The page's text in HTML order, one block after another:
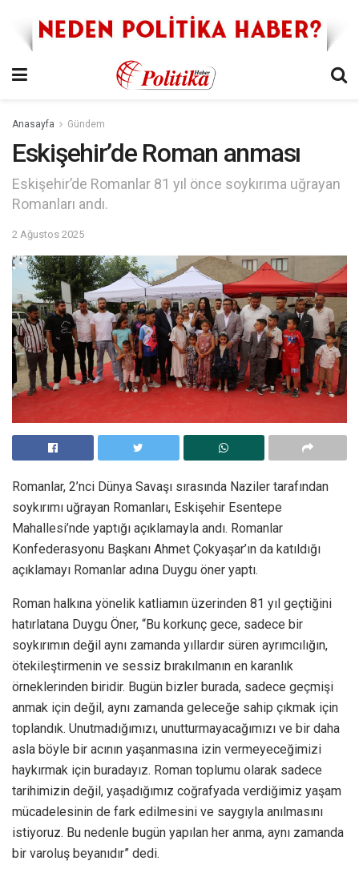
Anasayfa Gündem
Eskişehir’de Roman anması
Eskişehir’de Romanlar 81 yıl önce soykırıma uğrayan
Romanları andı.
2 Ağustos 2025
Romanlar, 2’nci Dünya Savaşı sırasında Naziler tarafından
soykırımı uğrayan Romanları, Eskişehir Esentepe
Mahallesi’nde yaptığı açıklamayla andı. Romanlar
Konfederasyonu Başkanı Ahmet Çokyaşar’ın da katıldığı
açıklamayı Romanlar adına Duygu öner yaptı.
Roman halkına yönelik katliamın üzerinden 81 yıl geçtiğini
hatırlatana Duygu Öner, “Bu korkunç gece, sadece bir
soykırımın değil aynı zamanda yıllardır süren ayrımcılığın,
ötekileştirmenin ve sessiz bırakılmanın en karanlık
örneklerinden biridir. Bugün bizler burada, sadece geçmişi
anmak için değil, aynı zamanda geleceğe sahip çıkmak için
toplandık. Unutmadığımızı, unutturmayacağımızı ve bir daha
asla böyle bir acının yaşanmasına izin vermeyeceğimizi
haykırmak için buradayız. Roman toplumu olarak sadece
tarihimizin değil, yaşadığımız coğrafyada verdiğimiz yaşam
mücadelesinin de fark edilmesini ve saygıyla anılmasını
istiyoruz. Bu nedenle bugün yapılan her anma, aynı zamanda
bir varoluş beyanıdır” dedi.